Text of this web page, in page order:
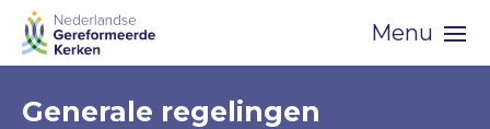
Skip
navigation
Menu
Generale regelingen